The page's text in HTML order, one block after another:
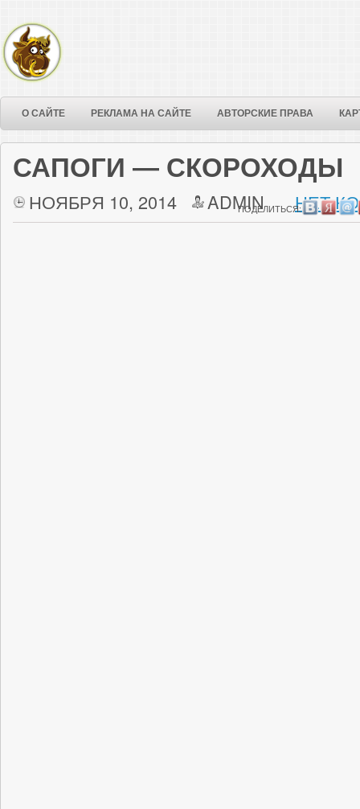
О САЙТЕ РЕКЛАМА НА САЙТЕ АВТОРСКИЕ ПРАВА
САПОГИ — СКОРОХОДЫ
НОЯБРЯ 10, 2014 ADMIN НЕТ
ПОДЕЛИТЬСЯ: